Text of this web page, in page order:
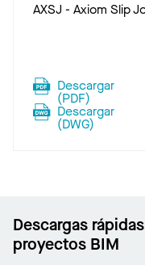
AXSJ - Axiom Slip
Descargar
(PDF)
Descargar
(DWG)
Descargas
proyectos BIM